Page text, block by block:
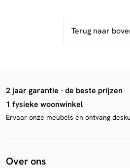
Terug naar
2 jaar garantie - de beste prijzen
1 fysieke woonwinkel
Ervaar onze meubels en ontvang
Over ons